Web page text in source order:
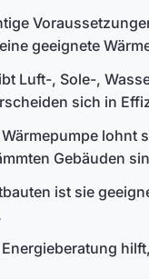
geeignete
Luft-, Sole-,
sich in
Wärmepumpe lohnt
Gebäuden
ist sie
Energieberatung